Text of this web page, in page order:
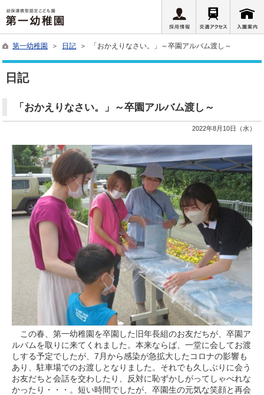
第一幼稚園 ＞ 日記 ＞ 「おかえりなさい。」～卒園アルバム渡し～
日記
「おかえりなさい。」～卒園アルバム渡し～
2022年8月10日（水）
この春、第一幼稚園を卒園した旧年長組のお友だちが、卒園ア
ルバムを取りに来てくれました。本来ならば、一堂に会してお渡
しする予定でしたが、7月から感染が急拡大したコロナの影響も
あり、駐車場でのお渡しとなりました。それでも久しぶりに会う
お友だちと会話を交わしたり、反対に恥ずかしがってしゃべれな
かったり・・・。短い時間でしたが、卒園生の元気な笑顔と再会